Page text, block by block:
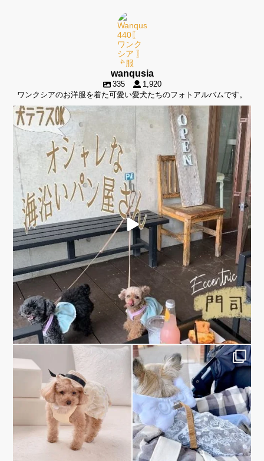
wanqusia
335
1,920
ワンクシアのお洋服を着た可愛い愛犬たちのフォトアルバムです。